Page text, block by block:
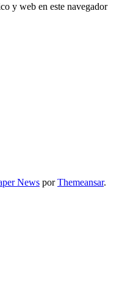
y web en este navegador
News porThemeansar.